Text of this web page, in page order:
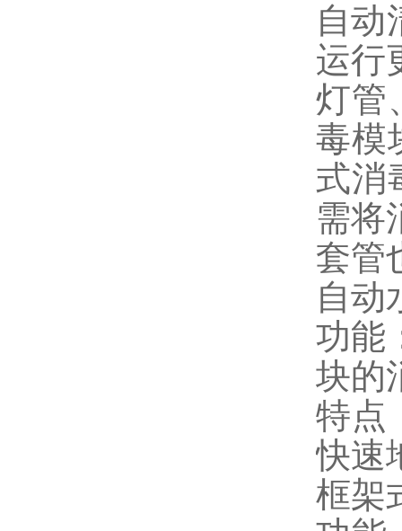
自动
运行
灯管
毒模
式消
需将
套管
自动
功能
块的
特点
快速
框架